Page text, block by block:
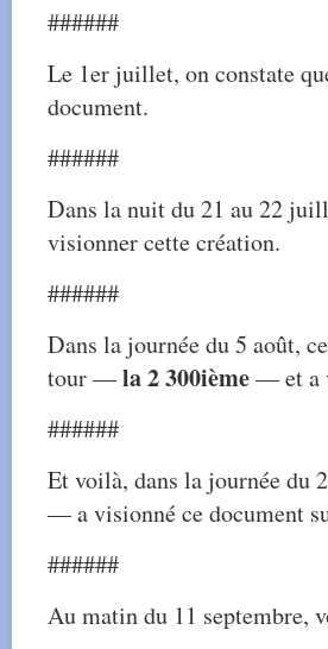
######
Le 1er juillet, on constate
document.
######
Dans la nuit du 21 au 22
visionner cette création.
######
Dans la journée du 5 août,
tour —la 2 300ième— et a
######
Et voilà, dans la journée du
— a visionné ce document
######
Au matin du 11 septembre,